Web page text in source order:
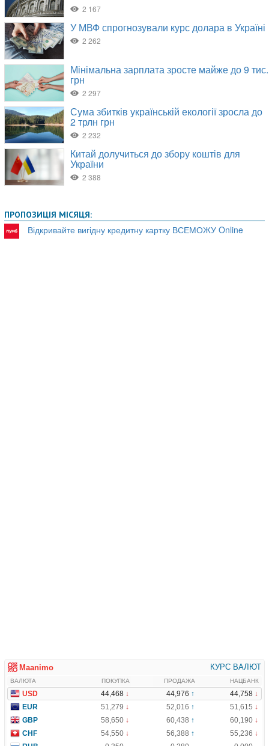
ПРОПОЗИЦІЯ МІСЯЦЯ:
Відкривайте вигідну кредитну картку ВСЕМОЖУ Online